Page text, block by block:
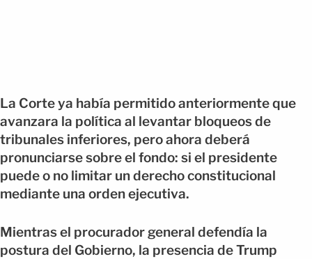
La Corte ya había permitido anteriormente que
avanzara la política al levantar bloqueos de
tribunales inferiores, pero ahora deberá
pronunciarse sobre el fondo: si el presidente
puede o no limitar un derecho constitucional
mediante una orden ejecutiva.
Mientras el procurador general defendía la
postura del Gobierno, la presencia de Trump